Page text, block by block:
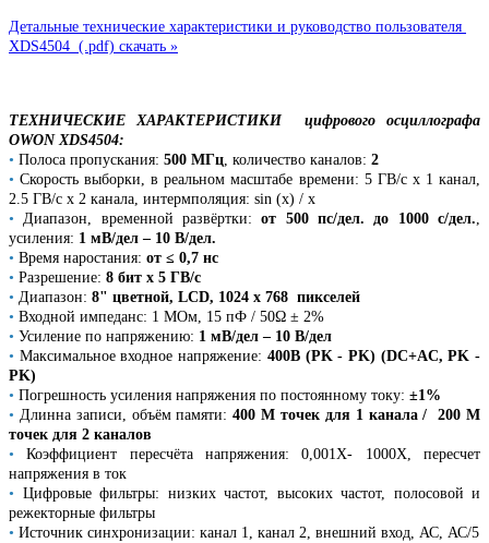
Детальные технические характеристики и руководство пользователя
XDS4504 (.pdf) скачать »
ТЕХНИЧЕСКИЕ ХАРАКТЕРИСТИКИ цифрового осциллографа
OWON XDS4504:
• Полоса пропускания: 500 МГц, количество каналов: 2
•Скорость выборки, в реальном масштабе времени: 5 ГВ/с х 1 канал,
2.5 ГВ/с х 2 канала, интермполяция: sin (x) / x
•Диапазон, временной развёртки:от 500 пс/дел. до 1000 с/дел.,
усиления: 1 мВ/дел – 10 В/дел.
• Время наростания: от ≤ 0,7 нс
• Разрешение: 8 бит х 5 ГВ/с
• Диапазон: 8" цветной, LCD, 1024 x 768 пикселей
• Входной импеданс: 1 МОм, 15 пФ / 50Ω ± 2%
• Усиление по напряжению: 1 мВ/дел – 10 В/дел
• Максимальное входное напряжение: 400В (PK - PK) (DC+AC, PK -
PK)
• Погрешность усиления напряжения по постоянному току: ±1%
• Длинна записи, объём памяти:400 М точек для 1 канала /
200 М
точек для 2 каналов
•Коэффициент пересчёта напряжения: 0,001X- 1000X, пересчет
напряжения в ток
• Цифровые фильтры: низких частот, высоких частот, полосовой и
режекторные фильтры
• Источник синхронизации: канал 1, канал 2, внешний вход, АС, АС/5